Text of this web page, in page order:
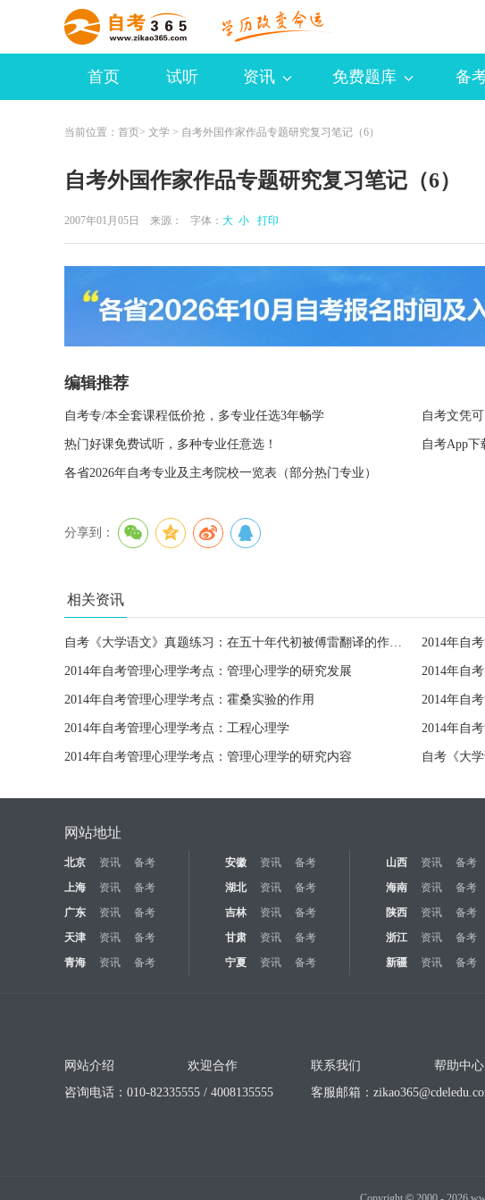
首页 试听 资讯 免费题库 备
当前位置： 首页> 文学 > 自考外国作家作品专题研究复习笔记（6）
自考外国作家作品专题研究复习笔记（6）
2007年01月05日 来源： 字体： 大 小 打印
编辑推荐
自考专/本全套课程低价抢，多专业任选3年畅学 自考文凭
热门好课免费试听，多种专业任意选！ 自考App
各省2026年自考专业及主考院校一览表（部分热门专业）
分享到：
相关资讯
自考《大学语文》真题练习：在五十年代初被傅雷翻译的作品（6.5） 2014年自
2014年自考管理心理学考点：管理心理学的研究发展 2014年自
2014年自考管理心理学考点：霍桑实验的作用 2014年自
2014年自考管理心理学考点：工程心理学 2014年自
2014年自考管理心理学考点：管理心理学的研究内容 自考《大
网站地址
北京 资讯 备考 安徽 资讯 备考 山西 资讯 备考
上海
资讯 备考 湖北 资讯 备考 海南 资讯 备考
广东
资讯 备考 吉林 资讯 备考 陕西 资讯 备考
天津
资讯 备考 甘肃 资讯 备考 浙江 资讯 备考
青海
资讯 备考 宁夏 资讯 备考 新疆 资讯 备考
网站介绍 欢迎合作 联系我们
帮助中心
咨询电话：010-82335555 / 4008135555
客服邮箱：